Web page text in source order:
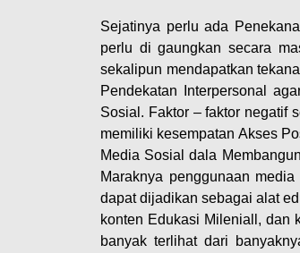
Sejatinya perlu ada
perlu di gaungkan secara
sekalipun mendapatkan
Pendekatan Interpersonal
Sosial. Faktor – faktor negatif
memiliki kesempatan Akses
Media Sosial dala
Maraknya penggunaan
dapat dijadikan sebagai alat
konten Edukasi Mileniall, dan
banyak terlihat dari